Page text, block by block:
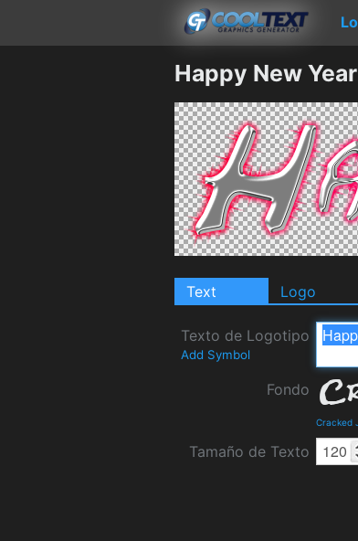
Happy New
Text Logo
Texto de Logotipo
Add Symbol
Fondo
Cracked
Tamaño de Texto